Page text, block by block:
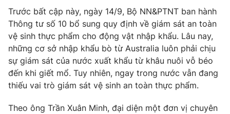
VTV Sức khoẻ Bất động sản
Thị trường 24h Tấm lòng Việt
VTV4 Vươn mình bằng AI
Trước bất cập này, ngày 14/9, Bộ NN&PTNT ban hành
Thông tư số 10 bổ sung quy định về giám sát an toàn
vệ sinh thực phẩm cho động vật nhập khẩu. Lâu nay,
những cơ sở nhập khẩu bò từ Australia luôn phải chịu
sự giám sát của nước xuất khẩu từ khâu nuôi vỗ béo
đến khi giết mổ. Tuy nhiên, ngay trong nước vẫn đang
thiếu vai trò giám sát vệ sinh an toàn thực phẩm.
Theo ông Trần Xuân Minh, đại diện một đơn vị chuyên